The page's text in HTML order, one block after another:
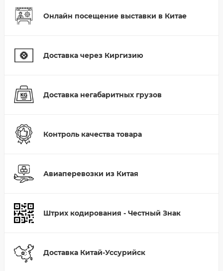
Онлайн посещение выставки в Китае
Доставка через Киргизию
Доставка негабаритных грузов
Контроль качества товара
Авиаперевозки из Китая
Штрих кодирования - Честный Знак
Доставка Китай-Уссурийск